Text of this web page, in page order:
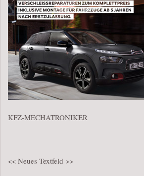
KFZ-MECHATRONIKER
<< Neues Textfeld >>